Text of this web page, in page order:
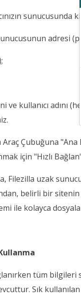
sunucusunda
sunucusunun adresi
ve kullanıcı adını
Araç Çubuğuna
için "Hızlı
Filezilla uzak
belirli bir
ile kolayca
tüm
Sık